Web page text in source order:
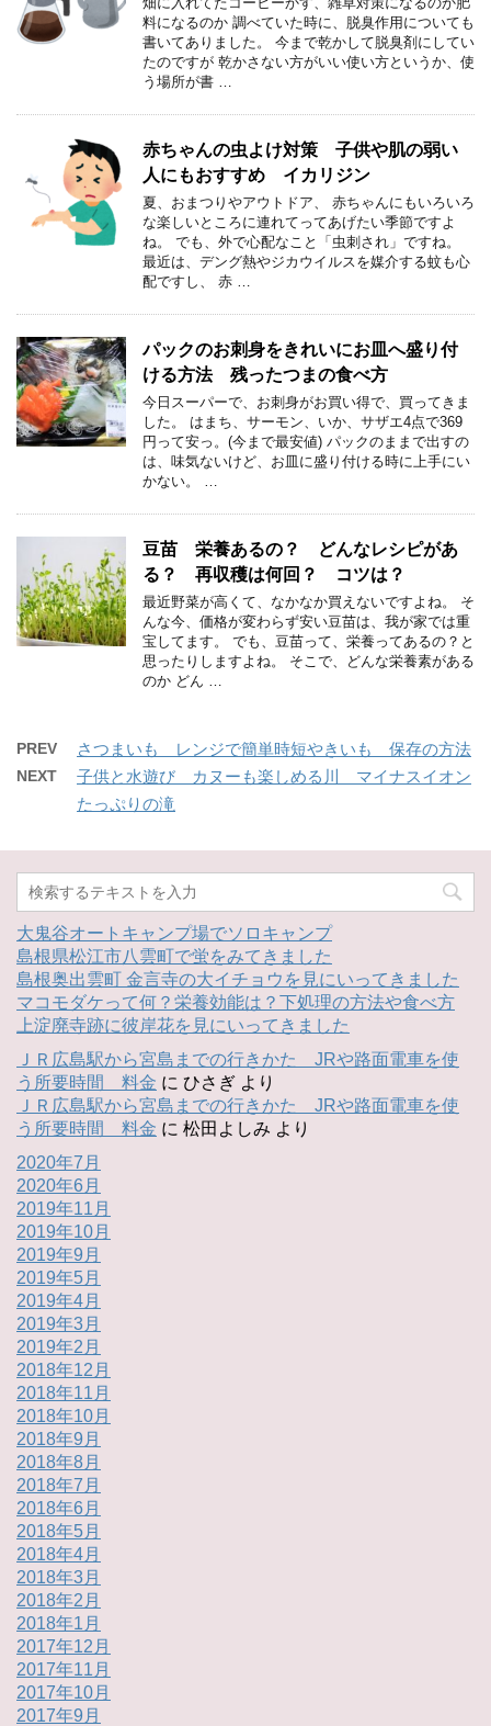
料になるのか 調べていた時に、脱臭作用についても
書いてありました。 今まで乾かして脱臭剤にしてい
たのですが 乾かさない方がいい使い方というか、使
う場所が書 …
赤ちゃんの虫よけ対策 子供や肌の弱い
人にもおすすめ イカリジン
夏、おまつりやアウトドア、 赤ちゃんにもいろいろ
な楽しいところに連れてってあげたい季節ですよ
ね。 でも、外で心配なこと「虫刺され」ですね。
最近は、デング熱やジカウイルスを媒介する蚊も心
配ですし、 赤 …
パックのお刺身をきれいにお皿へ盛り付
ける方法 残ったつまの食べ方
今日スーパーで、お刺身がお買い得で、買ってきま
した。 はまち、サーモン、いか、サザエ4点で369
円って安っ。(今まで最安値) パックのままで出すの
は、味気ないけど、お皿に盛り付ける時に上手にい
かない。 …
豆苗 栄養あるの？ どんなレシピがあ
る？ 再収穫は何回？ コツは？
最近野菜が高くて、なかなか買えないですよね。 そ
んな今、価格が変わらず安い豆苗は、我が家では重
宝してます。 でも、豆苗って、栄養ってあるの？と
思ったりしますよね。 そこで、どんな栄養素がある
のか どん …
PREV さつまいも レンジで簡単時短やきいも 保存の方法
NEXT
子供と水遊び カヌーも楽しめる川 マイナスイオン
たっぷりの滝
大鬼谷オートキャンプ場でソロキャンプ
島根県松江市八雲町で蛍をみてきました
島根奥出雲町 金言寺の大イチョウを見にいってきました
マコモダケって何？栄養効能は？下処理の方法や食べ方
上淀廃寺跡に彼岸花を見にいってきました
ＪＲ広島駅から宮島までの行きかた JRや路面電車を使
う所要時間 料金 に ひさぎ より
ＪＲ広島駅から宮島までの行きかた JRや路面電車を使
う所要時間 料金 に 松田よしみ より
2020年7月
2020年6月
2019年11月
2019年10月
2019年9月
2019年5月
2019年4月
2019年3月
2019年2月
2018年12月
2018年11月
2018年10月
2018年9月
2018年8月
2018年7月
2018年6月
2018年5月
2018年4月
2018年3月
2018年2月
2018年1月
2017年12月
2017年11月
2017年10月
2017年9月